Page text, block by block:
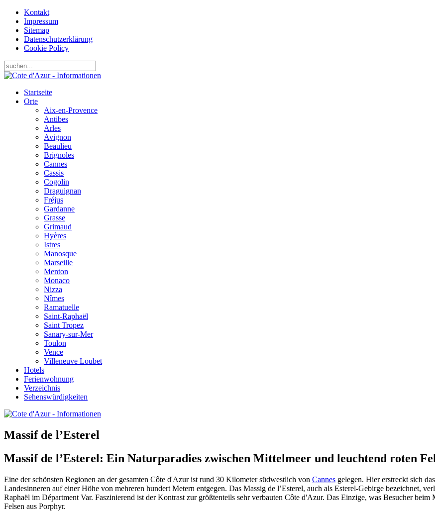
Kontakt
Impressum
Sitemap
Datenschutzerklärung
Cookie Policy
Startseite
Orte
Aix-en-Provence
Antibes
Arles
Avignon
Beaulieu
Brignoles
Cannes
Cassis
Cogolin
Draguignan
Fréjus
Gardanne
Grasse
Grimaud
Hyères
Istres
Manosque
Marseille
Menton
Monaco
Nizza
Nîmes
Ramatuelle
Saint-Raphaël
Saint Tropez
Sanary-sur-Mer
Toulon
Vence
Villeneuve Loubet
Hotels
Ferienwohnung
Verzeichnis
Sehenswürdigkeiten
Massif de l’Esterel
Massif de l’Esterel: Ein Naturparadies zwischen Mittelmeer und leuchtend roten
Eine der schönsten Regionen an der gesamten Côte d'Azur ist rund 30 Kilometer südwestlich von Cannes gelegen. Hier erstreckt sich
Landesinneren auf einer Höhe von mehreren hundert Metern entgegen. Das Massig de l’Esterel, auch als Esterel-Gebirge bezeichnet,
Raphaël im Départment Var. Faszinierend ist der Kontrast zur größtenteils sehr verbauten Côte d'Azur. Das Einzige, was Besucher beim
Felsen aus Porphyr.